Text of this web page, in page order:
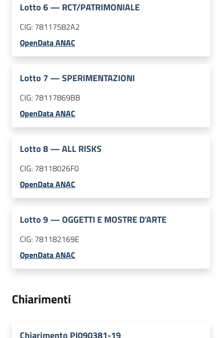
Lotto6— RCT/PATRIMONIALE
CIG: 78117582A2
OpenData ANAC
Lotto 7 —SPERIMENTAZIONI
CIG: 78117869BB
OpenData ANAC
Lotto8—ALL RISKS
CIG: 78118026F0
OpenData ANAC
Lotto9—OGGETTI E MOSTRE D'ARTE
CIG: 781182169E
OpenData ANAC
Chiarimenti